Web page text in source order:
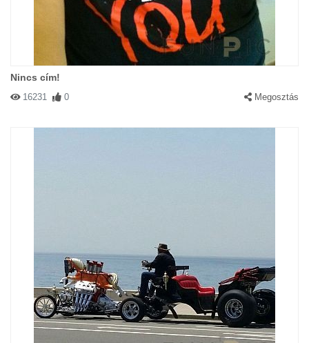
Nincs cím!
16231 0 Megosztás